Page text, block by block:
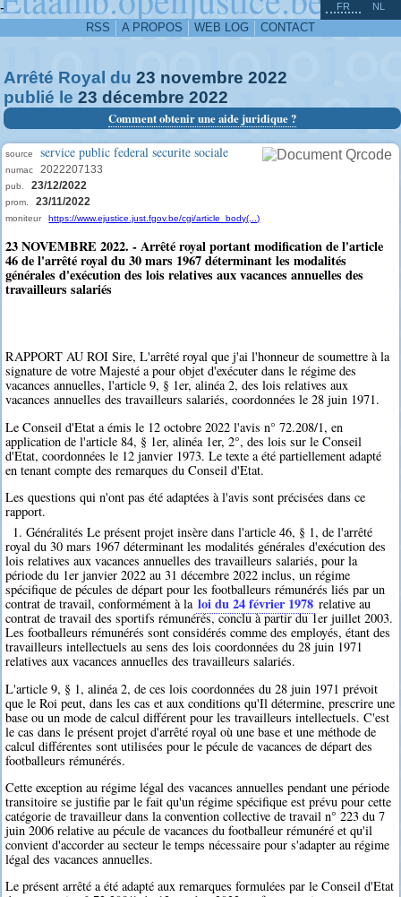
-
RSS A PROPOS WEB LOG CONTACT
FR NL
Arrêté Royal du 23 novembre 2022
publié le 23 décembre 2022
Comment obtenir une aide juridique ?
source service public federal securite sociale
numac 2022207133
pub. 23/12/2022
prom. 23/11/2022
moniteur https://www.ejustice.just.fgov.be/cgi/article_body(...)
23 NOVEMBRE 2022. - Arrêté royal portant modification de l'article
46 de l'arrêté royal du 30 mars 1967 déterminant les modalités
générales d'exécution des lois relatives aux vacances annuelles des
travailleurs salariés
RAPPORT AU ROI Sire, L'arrêté royal que j'ai l'honneur de soumettre à la
signature de votre Majesté a pour objet d'exécuter dans le régime des
vacances annuelles, l'article 9, § 1er, alinéa 2, des lois relatives aux
vacances annuelles des travailleurs salariés, coordonnées le 28 juin 1971.
Le Conseil d'Etat a émis le 12 octobre 2022 l'avis n° 72.208/1, en
application de l'article 84, § 1er, alinéa 1er, 2°, des lois sur le Conseil
d'Etat, coordonnées le 12 janvier 1973. Le texte a été partiellement adapté
en tenant compte des remarques du Conseil d'Etat.
Les questions qui n'ont pas été adaptées à l'avis sont précisées dans ce
rapport.
1. Généralités Le présent projet insère dans l'article 46, § 1, de l'arrêté
royal du 30 mars 1967 déterminant les modalités générales d'exécution des
lois relatives aux vacances annuelles des travailleurs salariés, pour la
période du 1er janvier 2022 au 31 décembre 2022 inclus, un régime
spécifique de pécules de départ pour les footballeurs rémunérés liés par un
contrat de travail, conformément à la loi du 24 février 1978 relative au
contrat de travail des sportifs rémunérés, conclu à partir du 1er juillet 2003.
Les footballeurs rémunérés sont considérés comme des employés, étant des
travailleurs intellectuels au sens des lois coordonnées du 28 juin 1971
relatives aux vacances annuelles des travailleurs salariés.
L'article 9, § 1, alinéa 2, de ces lois coordonnées du 28 juin 1971 prévoit
que le Roi peut, dans les cas et aux conditions qu'Il détermine, prescrire une
base ou un mode de calcul différent pour les travailleurs intellectuels. C'est
le cas dans le présent projet d'arrêté royal où une base et une méthode de
calcul différentes sont utilisées pour le pécule de vacances de départ des
footballeurs rémunérés.
Cette exception au régime légal des vacances annuelles pendant une période
transitoire se justifie par le fait qu'un régime spécifique est prévu pour cette
catégorie de travailleur dans la convention collective de travail n° 223 du 7
juin 2006 relative au pécule de vacances du footballeur rémunéré et qu'il
convient d'accorder au secteur le temps nécessaire pour s'adapter au régime
légal des vacances annuelles.
Le présent arrêté a été adapté aux remarques formulées par le Conseil d'Etat
^